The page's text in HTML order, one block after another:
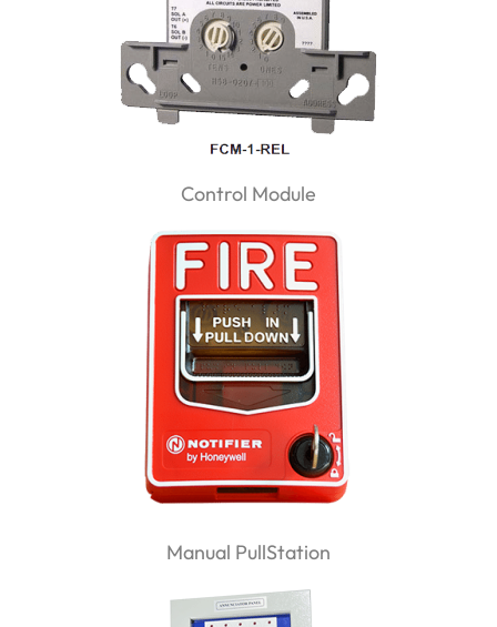
Control Module
Manual PullStation